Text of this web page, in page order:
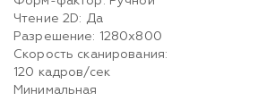
Чтение 2D: Да
Разрешение: 1280x800
Скорость сканирования:
120 кадров/сек
Минимальная